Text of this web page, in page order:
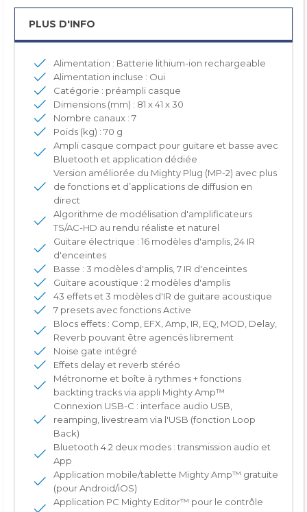
PLUS D'INFO
Alimentation : Batterie lithium-ion rechargeable
Alimentation incluse : Oui
Catégorie : préampli casque
Dimensions (mm) : 81 x 41 x 30
Nombre canaux : 7
Poids (kg) : 70 g
Ampli casque compact pour guitare et basse avec
Bluetooth et application dédiée
Version améliorée du Mighty Plug (MP-2) avec plus
de fonctions et d’applications de diffusion en
direct
Algorithme de modélisation d'amplificateurs
TS/AC-HD au rendu réaliste et naturel
Guitare électrique : 16 modèles d'amplis, 24 IR
d'enceintes
Basse : 3 modèles d'amplis, 7 IR d'enceintes
Guitare acoustique : 2 modèles d'amplis
43 effets et 3 modèles d'IR de guitare acoustique
7 presets avec fonctions Active
Blocs effets : Comp, EFX, Amp, IR, EQ, MOD, Delay,
Reverb pouvant être agencés librement
Noise gate intégré
Effets delay et reverb stéréo
Métronome et boîte à rythmes + fonctions
backting tracks via appli Mighty Amp™
Connexion USB-C : interface audio USB,
reamping, livestream via l'USB (fonction Loop
Back)
Bluetooth 4.2 deux modes : transmission audio et
App
Application mobile/tablette Mighty Amp™ gratuite
(pour Android/iOS)
Application PC Mighty Editor™ pour le contrôle